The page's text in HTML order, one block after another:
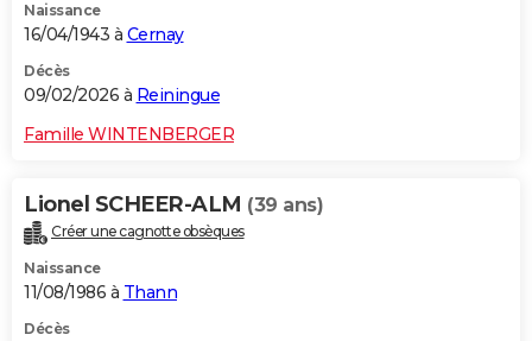
Naissance
16/04/1943 à Cernay
Décès
09/02/2026 à Reiningue
Famille WINTENBERGER
Lionel SCHEER-ALM (39 ans)
Créer une cagnotte obsèques
Naissance
11/08/1986 à Thann
Décès